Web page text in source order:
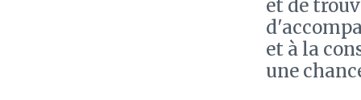
et de
et à la
une